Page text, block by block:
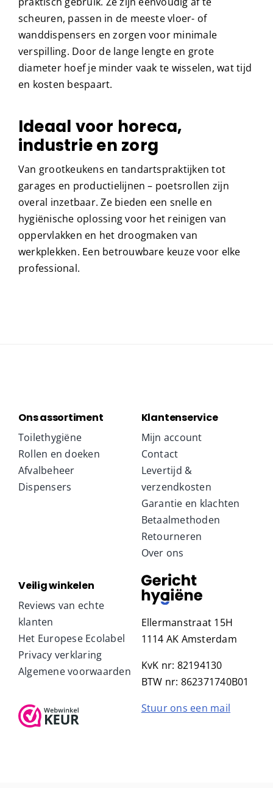
scheuren, passen in de meeste vloer- of
wanddispensers en zorgen voor minimale
verspilling. Door de lange lengte en grote
diameter hoef je minder vaak te wisselen, wat tijd
en kosten bespaart.
Ideaal voor horeca,
industrie en zorg
Van grootkeukens en tandartspraktijken tot
garages en productielijnen – poetsrollen zijn
overal inzetbaar. Ze bieden een snelle en
hygiënische oplossing voor het reinigen van
oppervlakken en het droogmaken van
werkplekken. Een betrouwbare keuze voor elke
professional.
Ons assortiment
Toilethygiëne
Rollen en doeken
Afvalbeheer
Dispensers
Klantenservice
Mijn account
Contact
Levertijd &
verzendkosten
Garantie en klachten
Betaalmethoden
Retourneren
Over ons
Veilig winkelen
Reviews van echte
klanten
Het Europese Ecolabel
Privacy verklaring
Algemene voorwaarden
Ellermanstraat 15H
1114 AK Amsterdam
KvK nr: 82194130
BTW nr: 862371740B01
Stuur ons een mail